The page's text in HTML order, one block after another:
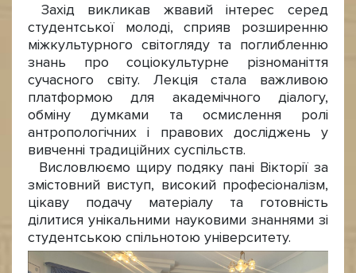
Захід викликав жвавий інтерес серед
студентської молоді, сприяв розширенню
міжкультурного світогляду та поглибленню
знань про соціокультурне різноманіття
сучасного світу. Лекція стала важливою
платформою для академічного діалогу,
обміну думками та осмислення ролі
антропологічних і правових досліджень у
вивченні традиційних суспільств.
Висловлюємо щиру подяку пані Вікторії за
змістовний виступ, високий професіоналізм,
цікаву подачу матеріалу та готовність
ділитися унікальними науковими знаннями зі
студентською спільнотою університету.